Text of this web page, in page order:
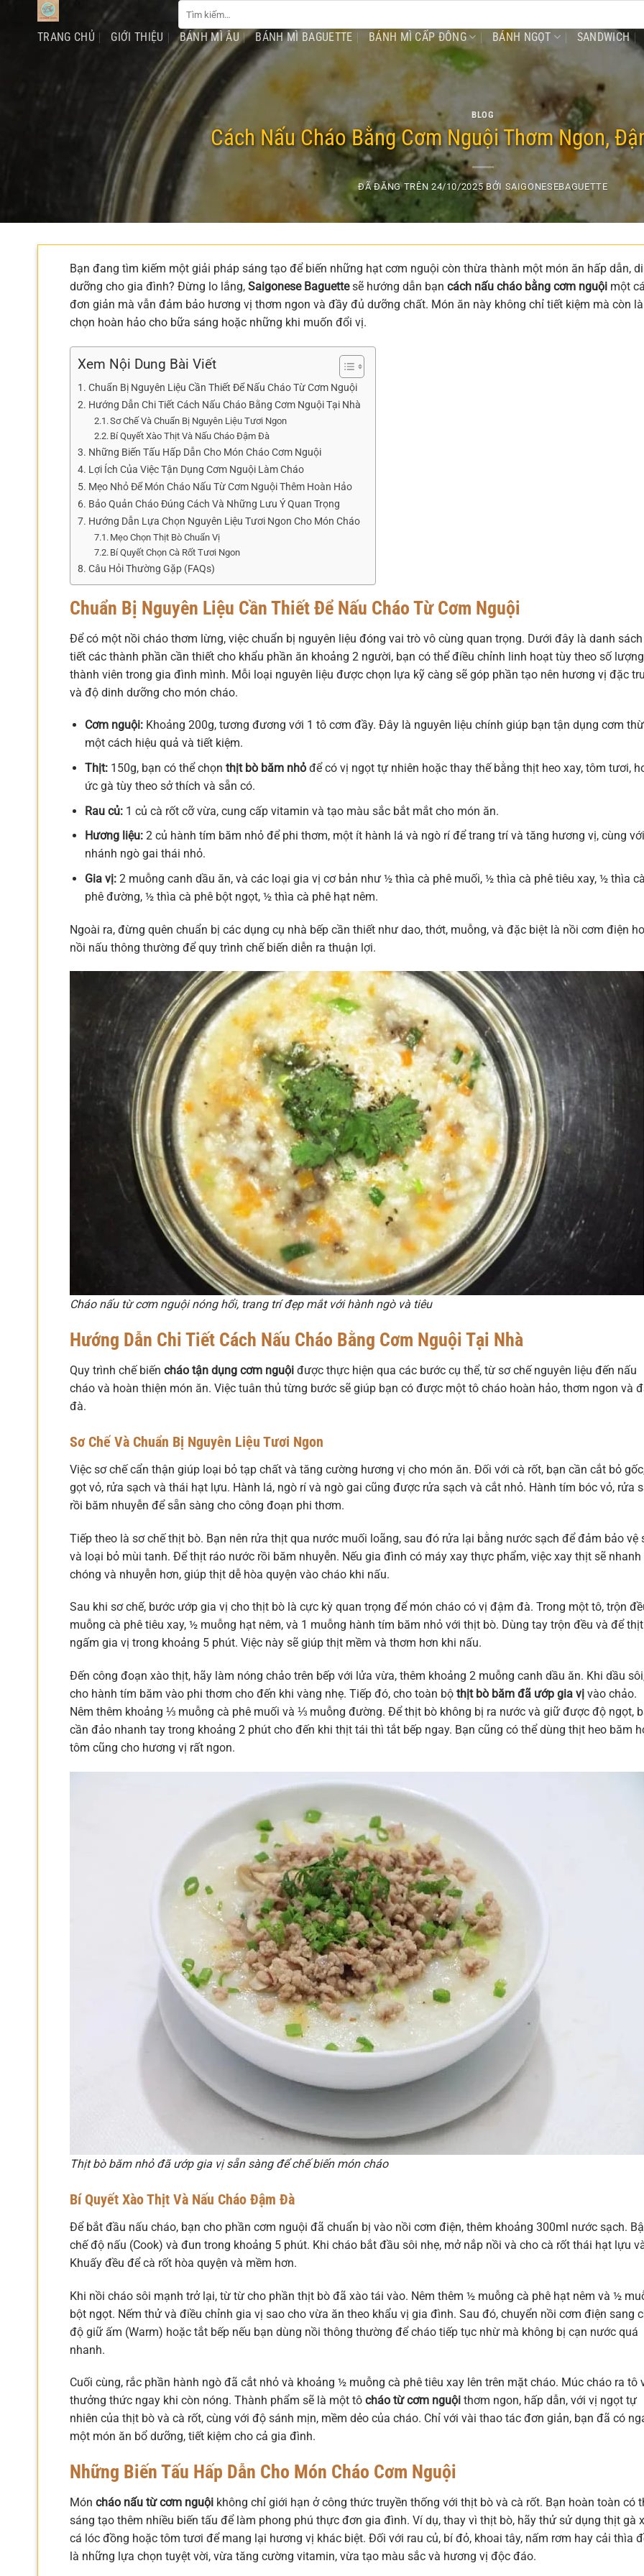
kiếm:
TRANG CHỦ GIỚI THIỆU BÁNH MÌ ÂU BÁNH MÌ BAGUETTE BÁNH MÌ CẤP ĐÔNG BÁNH NGỌT SANDWICH
BLOG
Cách Nấu Cháo Bằng Cơm Nguội Thơm Ngon,
ĐÃ ĐĂNG TRÊN 24/10/2025 BỞI SAIGONESEBAGUETTE
Bạn đang tìm kiếm một giải pháp sáng tạo để biến những hạt cơm nguội còn thừa thành một món ăn hấp dẫn,
dưỡng cho gia đình? Đừng lo lắng, Saigonese Baguettesẽ hướng dẫn bạn cách nấu cháo bằng cơm nguội một
đơn giản mà vẫn đảm bảo hương vị thơm ngon và đầy đủ dưỡng chất. Món ăn này không chỉ tiết kiệm mà còn
chọn hoàn hảo cho bữa sáng hoặc những khi muốn đổi vị.
Xem Nội Dung Bài Viết
Chuẩn Bị Nguyên Liệu Cần Thiết Để Nấu Cháo Từ Cơm Nguội
Hướng Dẫn Chi Tiết Cách Nấu Cháo Bằng Cơm Nguội Tại Nhà
Sơ Chế Và Chuẩn Bị Nguyên Liệu Tươi Ngon
Bí Quyết Xào Thịt Và Nấu Cháo Đậm Đà
Những Biến Tấu Hấp Dẫn Cho Món Cháo Cơm Nguội
Lợi Ích Của Việc Tận Dụng Cơm Nguội Làm Cháo
Mẹo Nhỏ Để Món Cháo Nấu Từ Cơm Nguội Thêm Hoàn Hảo
Bảo Quản Cháo Đúng Cách Và Những Lưu Ý Quan Trọng
Hướng Dẫn Lựa Chọn Nguyên Liệu Tươi Ngon Cho Món Cháo
Mẹo Chọn Thịt Bò Chuẩn Vị
Bí Quyết Chọn Cà Rốt Tươi Ngon
Câu Hỏi Thường Gặp (FAQs)
Chuẩn Bị Nguyên Liệu Cần Thiết Để Nấu Cháo Từ Cơm Nguội
Để có một nồi cháo thơm lừng, việc chuẩn bị nguyên liệu đóng vai trò vô cùng quan trọng. Dưới đây là danh
tiết các thành phần cần thiết cho khẩu phần ăn khoảng 2 người, bạn có thể điều chỉnh linh hoạt tùy theo số lượng
thành viên trong gia đình mình. Mỗi loại nguyên liệu được chọn lựa kỹ càng sẽ góp phần tạo nên hương vị đặc
và độ dinh dưỡng cho món cháo.
Cơm nguội:Khoảng 200g, tương đương với 1 tô cơm đầy. Đây là nguyên liệu chính giúp bạn tận dụng cơm
một cách hiệu quả và tiết kiệm.
Thịt:150g, bạn có thể chọn thịt bò băm nhỏđể có vị ngọt tự nhiên hoặc thay thế bằng thịt heo xay, tôm tươi,
ức gà tùy theo sở thích và sẵn có.
Rau củ:1 củ cà rốt cỡ vừa, cung cấp vitamin và tạo màu sắc bắt mắt cho món ăn.
Hương liệu:2 củ hành tím băm nhỏ để phi thơm, một ít hành lá và ngò rí để trang trí và tăng hương vị, cùng
nhánh ngò gai thái nhỏ.
Gia vị:2 muỗng canh dầu ăn, và các loại gia vị cơ bản như ½ thìa cà phê muối, ½ thìa cà phê tiêu xay, ½ thìa cà
phê đường, ½ thìa cà phê bột ngọt, ½ thìa cà phê hạt nêm.
Ngoài ra, đừng quên chuẩn bị các dụng cụ nhà bếp cần thiết như dao, thớt, muỗng, và đặc biệt là nồi cơm điện
nồi nấu thông thường để quy trình chế biến diễn ra thuận lợi.
Cháo nấu từ cơm nguội nóng hổi, trang trí đẹp mắt với hành ngò và tiêu
Hướng Dẫn Chi Tiết Cách Nấu Cháo Bằng Cơm Nguội Tại Nhà
Quy trình chế biến cháo tận dụng cơm nguội được thực hiện qua các bước cụ thể, từ sơ chế nguyên liệu đến nấu
cháo và hoàn thiện món ăn. Việc tuân thủ từng bước sẽ giúp bạn có được một tô cháo hoàn hảo, thơm ngon và
đà.
Sơ Chế Và Chuẩn Bị Nguyên Liệu Tươi Ngon
Việc sơ chế cẩn thận giúp loại bỏ tạp chất và tăng cường hương vị cho món ăn. Đối với cà rốt, bạn cần cắt bỏ
gọt vỏ, rửa sạch và thái hạt lựu. Hành lá, ngò rí và ngò gai cũng được rửa sạch và cắt nhỏ. Hành tím bóc vỏ, rửa
rồi băm nhuyễn để sẵn sàng cho công đoạn phi thơm.
Tiếp theo là sơ chế thịt bò. Bạn nên rửa thịt qua nước muối loãng, sau đó rửa lại bằng nước sạch để đảm bảo vệ
và loại bỏ mùi tanh. Để thịt ráo nước rồi băm nhuyễn. Nếu gia đình có máy xay thực phẩm, việc xay thịt sẽ nhanh
chóng và nhuyễn hơn, giúp thịt dễ hòa quyện vào cháo khi nấu.
Sau khi sơ chế, bước ướp gia vị cho thịt bò là cực kỳ quan trọng để món cháo có vị đậm đà. Trong một tô, trộn
muỗng cà phê tiêu xay, ½ muỗng hạt nêm, và 1 muỗng hành tím băm nhỏ với thịt bò. Dùng tay trộn đều và để thịt
ngấm gia vị trong khoảng 5 phút. Việc này sẽ giúp thịt mềm và thơm hơn khi nấu.
Đến công đoạn xào thịt, hãy làm nóng chảo trên bếp với lửa vừa, thêm khoảng 2 muỗng canh dầu ăn. Khi dầu
cho hành tím băm vào phi thơm cho đến khi vàng nhẹ. Tiếp đó, cho toàn bộ thịt bò băm đã ướp gia vị vào chảo.
Nêm thêm khoảng ⅓ muỗng cà phê muối và ⅓ muỗng đường. Để thịt bò không bị ra nước và giữ được độ ngọt,
cần đảo nhanh tay trong khoảng 2 phút cho đến khi thịt tái thì tắt bếp ngay. Bạn cũng có thể dùng thịt heo băm
tôm cũng cho hương vị rất ngon.
Thịt bò băm nhỏ đã ướp gia vị sẵn sàng để chế biến món cháo
Bí Quyết Xào Thịt Và Nấu Cháo Đậm Đà
Để bắt đầu nấu cháo, bạn cho phần cơm nguội đã chuẩn bị vào nồi cơm điện, thêm khoảng 300ml nước sạch.
chế độ nấu (Cook) và đun trong khoảng 5 phút. Khi cháo bắt đầu sôi nhẹ, mở nắp nồi và cho cà rốt thái hạt lựu
Khuấy đều để cà rốt hòa quyện và mềm hơn.
Khi nồi cháo sôi mạnh trở lại, từ từ cho phần thịt bò đã xào tái vào. Nêm thêm ½ muỗng cà phê hạt nêm và ½
bột ngọt. Nếm thử và điều chỉnh gia vị sao cho vừa ăn theo khẩu vị gia đình. Sau đó, chuyển nồi cơm điện sang
độ giữ ấm (Warm) hoặc tắt bếp nếu bạn dùng nồi thông thường để cháo tiếp tục nhừ mà không bị cạn nước quá
nhanh.
Cuối cùng, rắc phần hành ngò đã cắt nhỏ và khoảng ½ muỗng cà phê tiêu xay lên trên mặt cháo. Múc cháo ra tô
thưởng thức ngay khi còn nóng. Thành phẩm sẽ là một tô cháo từ cơm nguội thơm ngon, hấp dẫn, với vị ngọt tự
nhiên của thịt bò và cà rốt, cùng với độ sánh mịn, mềm dẻo của cháo. Chỉ với vài thao tác đơn giản, bạn đã có
một món ăn bổ dưỡng, tiết kiệm cho cả gia đình.
Những Biến Tấu Hấp Dẫn Cho Món Cháo Cơm Nguội
Món cháo nấu từ cơm nguội không chỉ giới hạn ở công thức truyền thống với thịt bò và cà rốt. Bạn hoàn toàn có
sáng tạo thêm nhiều biến tấu để làm phong phú thực đơn gia đình. Ví dụ, thay vì thịt bò, hãy thử sử dụng thịt gà
cá lóc đồng hoặc tôm tươi để mang lại hương vị khác biệt. Đối với rau củ, bí đỏ, khoai tây, nấm rơm hay cải thìa
là những lựa chọn tuyệt vời, vừa tăng cường vitamin, vừa tạo màu sắc và hương vị độc đáo.